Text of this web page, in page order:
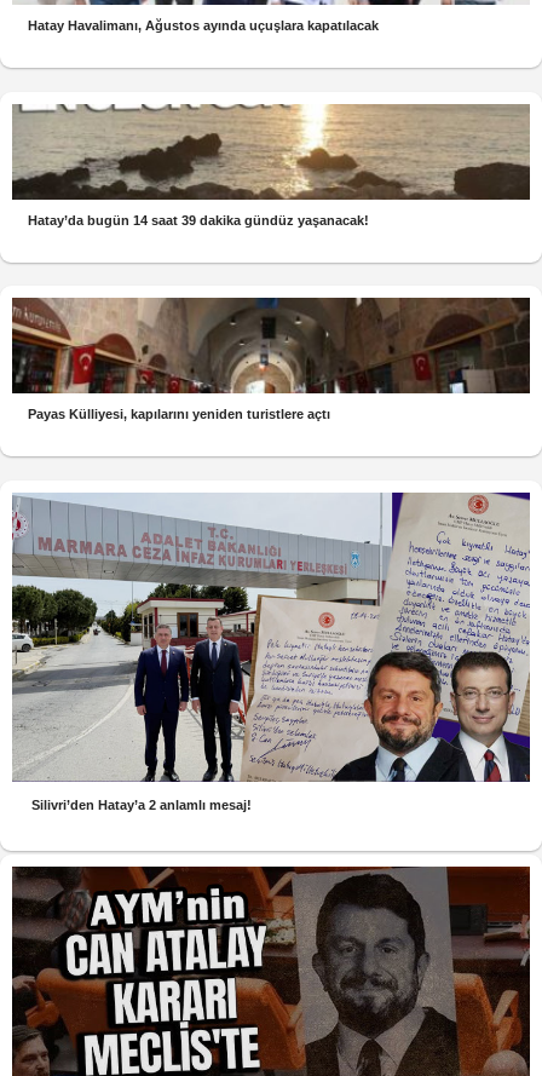
Hatay Havalimanı, Ağustos ayında uçuşlara kapatılacak
Hatay’da bugün 14 saat 39 dakika gündüz yaşanacak!
Payas Külliyesi, kapılarını yeniden turistlere açtı
Silivri’den Hatay’a 2 anlamlı mesaj!